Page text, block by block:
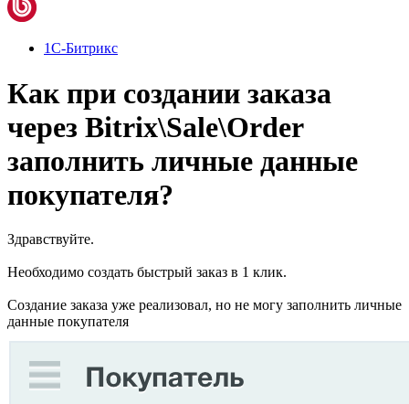
1С-Битрикс
Как при создании заказа
через Bitrix\Sale\Order
заполнить личные данные
покупателя?
Здравствуйте.
Необходимо создать быстрый заказ в 1 клик.
Создание заказа уже реализовал, но не могу заполнить личные
данные покупателя